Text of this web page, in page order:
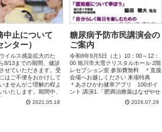
中止について
ンター）
イルス感染拡大のた
8/13までの期間、健診
せていただきます。受
はご不便をおかけして
ませんがご理解の程よ
いたします。期間中、
をいただいている方に
2021.05.18
糖尿病予防市民講演会の
ご案内
令和8年9月5日（土）10：00～12：
00 旭川市大雪クリスタルホール 2階
レセプション室 参加費無料 ＊直接
会場へお越しください 来場特典
＊あさひかわ健幸アプリ 100ポイ
ント 講演1.「肥満治療薬はなぜやせ
2026.07.29